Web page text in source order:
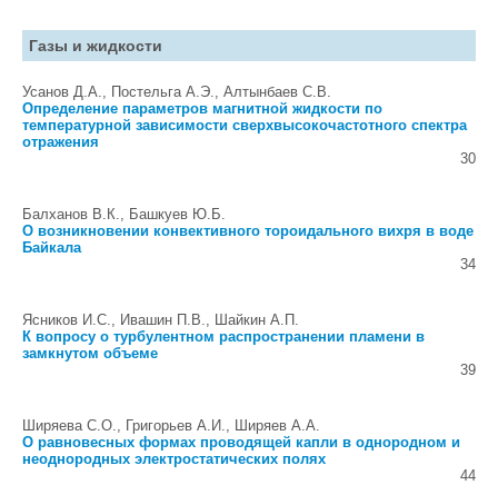
Газы и жидкости
Усанов Д.А., Постельга А.Э., Алтынбаев С.В.
Определение параметров магнитной жидкости по
температурной зависимости сверхвысокочастотного спектра
отражения
30
Балханов В.К., Башкуев Ю.Б.
О возникновении конвективного тороидального вихря в воде
Байкала
34
Ясников И.С., Ивашин П.В., Шайкин А.П.
К вопросу о турбулентном распространении пламени в
замкнутом объеме
39
Ширяева С.О., Григорьев А.И., Ширяев А.А.
О равновесных формах проводящей капли в однородном и
неоднородных электростатических полях
44